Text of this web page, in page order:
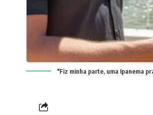
"Fiz minha parte, uma Ipanema